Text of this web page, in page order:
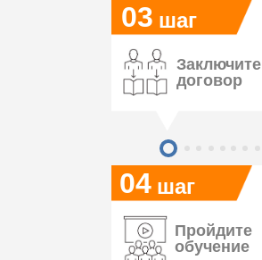
04
03 шаг
шаг
Заключите
договор
Пройдите
обучение